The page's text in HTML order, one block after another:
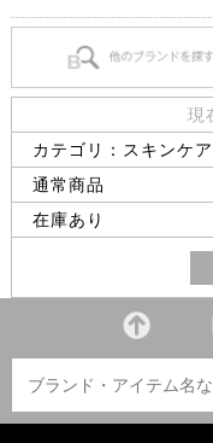
現
カテゴリ：スキンケア
通常商品
在庫あり